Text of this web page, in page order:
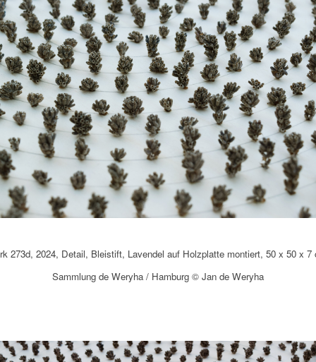
273d, 2024, Detail, Bleistift, Lavendel auf Holzplatte montiert, 50 x 50 x 7
Sammlung de Weryha / Hamburg © Jan de Weryha